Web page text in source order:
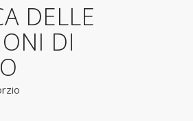
DELLE
DI